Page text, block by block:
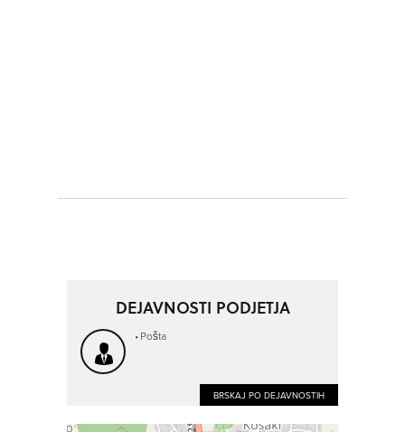
DEJAVNOSTI PODJETJA
Pošta
BRSKAJ PO DEJAVNOSTIH